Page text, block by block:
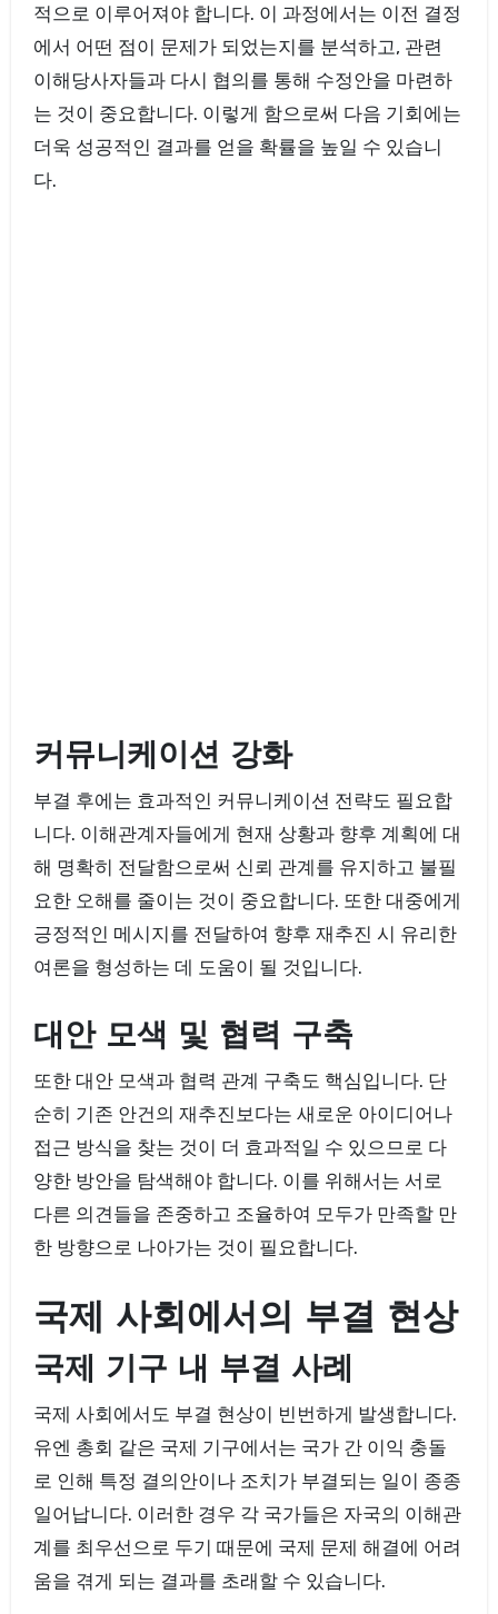
적으로 이루어져야 합니다. 이 과정에서는 이전 결정
에서 어떤 점이 문제가 되었는지를 분석하고, 관련
이해당사자들과 다시 협의를 통해 수정안을 마련하
는 것이 중요합니다. 이렇게 함으로써 다음 기회에는
더욱 성공적인 결과를 얻을 확률을 높일 수 있습니
다.
커뮤니케이션 강화
부결 후에는 효과적인 커뮤니케이션 전략도 필요합
니다. 이해관계자들에게 현재 상황과 향후 계획에 대
해 명확히 전달함으로써 신뢰 관계를 유지하고 불필
요한 오해를 줄이는 것이 중요합니다. 또한 대중에게
긍정적인 메시지를 전달하여 향후 재추진 시 유리한
여론을 형성하는 데 도움이 될 것입니다.
대안 모색 및 협력 구축
또한 대안 모색과 협력 관계 구축도 핵심입니다. 단
순히 기존 안건의 재추진보다는 새로운 아이디어나
접근 방식을 찾는 것이 더 효과적일 수 있으므로 다
양한 방안을 탐색해야 합니다. 이를 위해서는 서로
다른 의견들을 존중하고 조율하여 모두가 만족할 만
한 방향으로 나아가는 것이 필요합니다.
국제 사회에서의 부결 현상
국제 기구 내 부결 사례
국제 사회에서도 부결 현상이 빈번하게 발생합니다.
유엔 총회 같은 국제 기구에서는 국가 간 이익 충돌
로 인해 특정 결의안이나 조치가 부결되는 일이 종종
일어납니다. 이러한 경우 각 국가들은 자국의 이해관
계를 최우선으로 두기 때문에 국제 문제 해결에 어려
움을 겪게 되는 결과를 초래할 수 있습니다.